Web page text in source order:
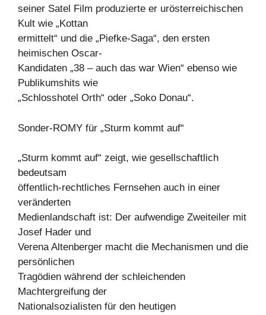
seiner Satel Film produzierte er urösterreichischen
Kult wie „Kottan
ermittelt“ und die „Piefke-Saga“, den ersten
heimischen Oscar-
Kandidaten „38 – auch das war Wien“ ebenso wie
Publikumshits wie
„Schlosshotel Orth“ oder „Soko Donau“.
Sonder-ROMY für „Sturm kommt auf“
„Sturm kommt auf“ zeigt, wie gesellschaftlich
bedeutsam
öffentlich-rechtliches Fernsehen auch in einer
veränderten
Medienlandschaft ist: Der aufwendige Zweiteiler mit
Josef Hader und
Verena Altenberger macht die Mechanismen und die
persönlichen
Tragödien während der schleichenden
Machtergreifung der
Nationalsozialisten für den heutigen